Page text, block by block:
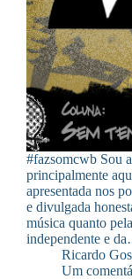
#fazsomcwb Sou
principalmente
apresentada nos
e divulgada
música quanto
independente e
Ricardo
Um